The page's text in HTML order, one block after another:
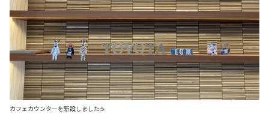
カフェカウンターを新設しました☕